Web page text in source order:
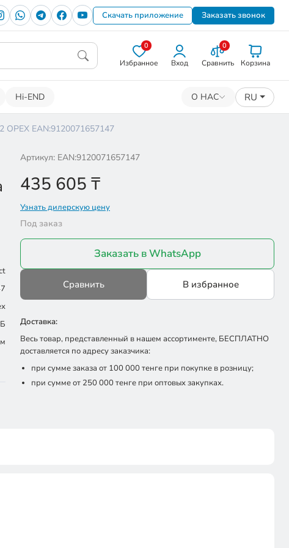
Скачать приложение Заказать звонок
0
Избранное Вход
0
Сравнить Корзина
Hi-END О НАС RU
ОРЕХ EAN:9120071657147
Артикул: EAN:9120071657147
435 605 ₸
Узнать дилерскую цену
Под заказ
Заказать в WhatsApp
Сравнить В избранное
Доставка:
Весь товар, представленный в нашем ассортименте, БЕСПЛАТНО
доставляется по адресу заказчика:
при сумме заказа от 100 000 тенге при покупке в розницу;
при сумме от 250 000 тенге при оптовых закупках.